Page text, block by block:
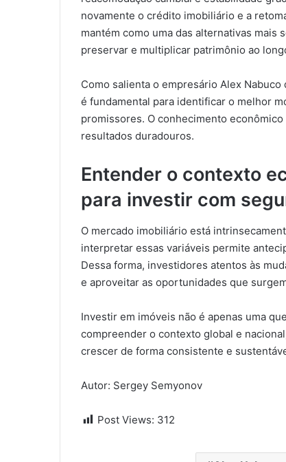
novamente o crédito imobiliário e a
mantém como uma das alternativas
preservar e multiplicar patrimônio ao
Como salienta o empresário Alex
é fundamental para identificar o melhor
promissores. O conhecimento
resultados duradouros.
Entender o contexto
para investir com
O mercado imobiliário está
interpretar essas variáveis permite
Dessa forma, investidores atentos às
e aproveitar as oportunidades que
Investir em imóveis não é apenas uma
compreender o contexto global e
crescer de forma consistente e
Autor: Sergey Semyonov
Post Views: 312